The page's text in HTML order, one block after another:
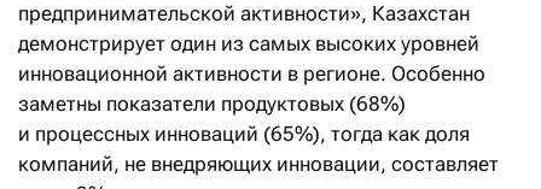
предпринимательской активности», Казахстан
демонстрирует один из самых высоких уровней
инновационной активности в регионе. Особенно
заметны показатели продуктовых (68%)
и процессных инноваций (65%), тогда как доля
компаний, не внедряющих инновации, составляет